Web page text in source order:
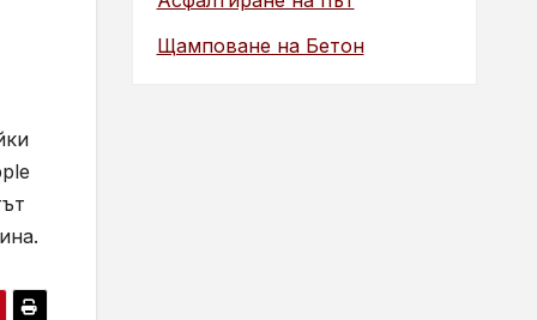
Щамповане на Бетон